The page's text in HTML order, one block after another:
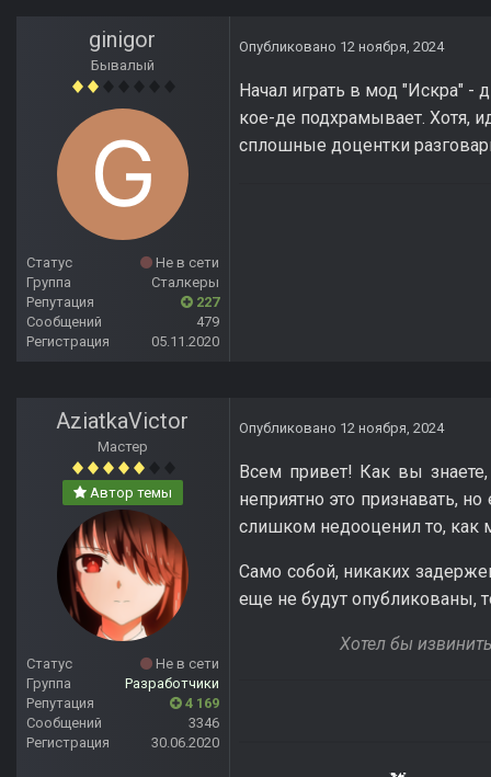
ginigor
Бывалый
Статус
Не в сети
Группа
Сталкеры
Репутация
227
Сообщений
479
Регистрация
05.11.2020
Опубликовано 12 ноября, 2024
Начал играть в мод "Искра" -
кое-де подхрамывает. Хотя,
сплошные доцентки
AziatkaVictor
Мастер
Автор темы
Статус
Не в сети
Группа
Разработчики
Репутация
4 169
Сообщений
3346
Регистрация
30.06.2020
Опубликовано 12 ноября, 2024
Всем привет! Как вы
неприятно это признавать,
слишком недооценил то, как
Само собой, никаких
еще не будут опубликованы,
Хотел бы